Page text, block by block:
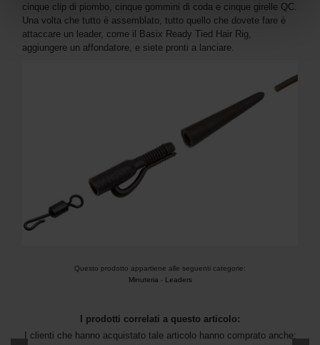
cinque clip di piombo, cinque gommini di coda e cinque girelle QC.
Una volta che tutto è assemblato, tutto quello che dovete fare è
attaccare un leader, come il Basix Ready Tied Hair Rig,
aggiungere un affondatore, e siete pronti a lanciare.
Questo prodotto appartiene alle seguenti categorie:
Minuteria - Leaders
I prodotti correlati a questo articolo:
I clienti che hanno acquistato tale articolo hanno comprato anche: